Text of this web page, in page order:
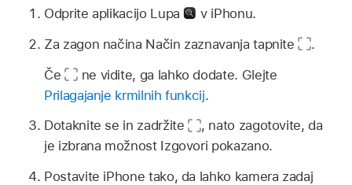
Odprite aplikacijo Lupa
v iPhonu.
Za zagon načina Način zaznavanja tapnite
.
Če
ne vidite, ga lahko dodate. Glejte
Prilagajanje krmilnih funkcij.
Dotaknite se in zadržite
, nato zagotovite, da
je izbrana možnost Izgovori pokazano.
Postavite iPhone tako, da lahko kamera zadaj